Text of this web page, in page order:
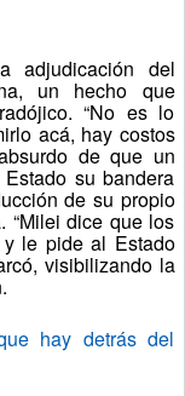
adjudicación del
un hecho que
“No es lo
acá, hay costos
de que un
su bandera
de su propio
“Milei dice que los
y le pide al Estado
visibilizando la
hay detrás del